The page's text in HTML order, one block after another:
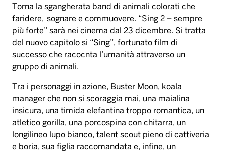
Torna la sgangherata band di animali colorati che
faridere, sognare e commuovere. “Sing 2 – sempre
più forte” sarà nei cinema dal 23 dicembre. Si tratta
del nuovo capitolo si “Sing”, fortunato film di
successo che racocnta l’umanità attraverso un
gruppo di animali.
Tra i personaggi in azione, Buster Moon, koala
manager che non si scoraggia mai, una maialina
insicura, una timida elefantina troppo romantica, un
atletico gorilla, una porcospina con chitarra, un
longilineo lupo bianco, talent scout pieno di cattiveria
e boria, sua figlia raccomandata e, infine, un